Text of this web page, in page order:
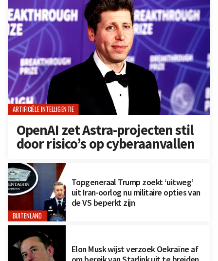
ARTIFICIËLE INTELLIGENTIE
OpenAI zet Astra-projecten stil
door risico’s op cyberaanvallen
BUITENLAND
Topgeneraal Trump zoekt ‘uitweg’
uit Iran-oorlog nu militaire opties van
de VS beperkt zijn
Elon Musk wijst verzoek Oekraïne af